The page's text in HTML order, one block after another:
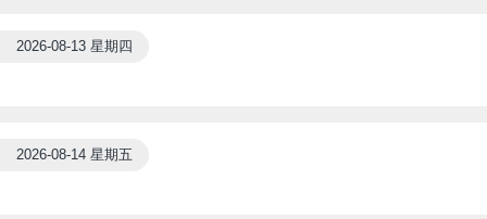
2026-08-13 星期四
2026-08-14 星期五